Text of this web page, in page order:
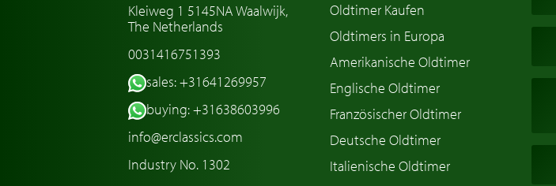
Kleiweg 1 5145NA Waalwijk,
The Netherlands
0031416751393
sales: +31641269957
buying: +31638603996
info@erclassics.com
Industry No. 1302
Oldtimer Kaufen
Oldtimers in Europa
Amerikanische Oldtimer
Englische Oldtimer
Französischer Oldtimer
Deutsche Oldtimer
Italienische Oldtimer